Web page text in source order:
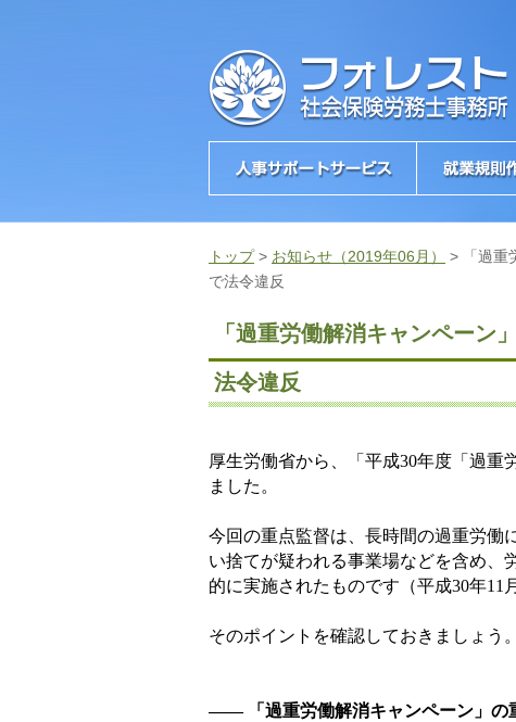
トップ> お知らせ（2019年06月） >
「過
で法令違反
「過重労働解消キャンペー
法令違反
厚生労働省から、「平成30年度「過重
ました。
今回の重点監督は、長時間の過重労働
い捨てが疑われる事業場などを含め、
的に実施されたものです（平成30年11
そのポイントを確認しておきましょう。
―― 「過重労働解消キャンペーン」の